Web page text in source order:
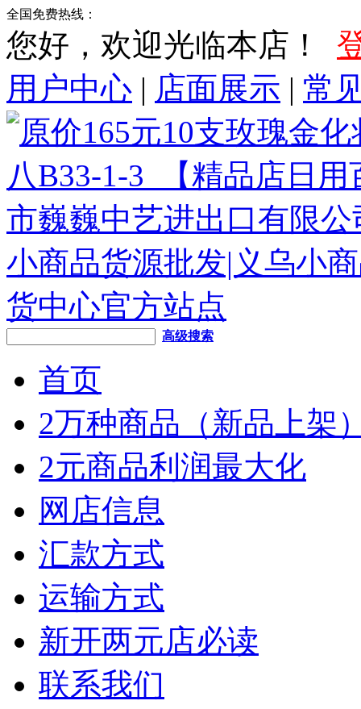
全国免费热线：
您好，欢迎光临本店！
用户中心 | 店面展示 | 常
高级搜索
首页
2万种商品（新品上架
2元商品利润最大化
网店信息
汇款方式
运输方式
新开两元店必读
联系我们